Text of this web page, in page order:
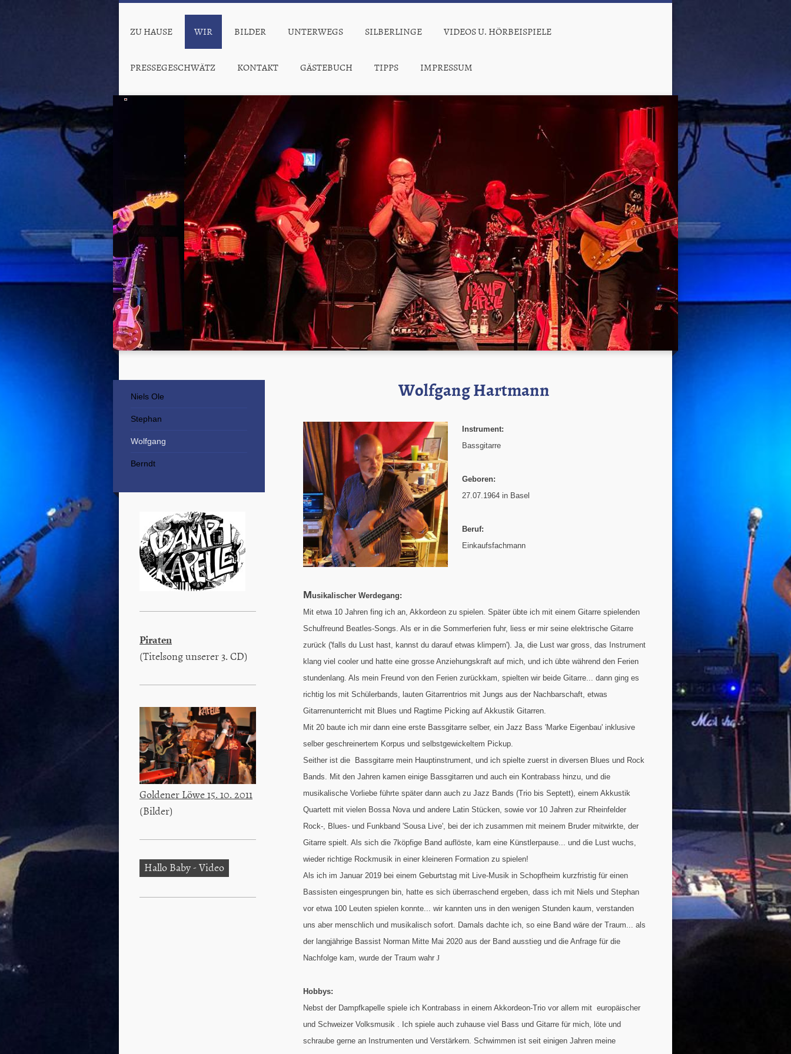
ZU HAUSE WIR BILDER UNTERWEGS SILBERLINGE VIDEOS U. HÖRBEISPIELE
PRESSEGESCHWÄTZ KONTAKT GÄSTEBUCH TIPPS IMPRESSUM
Wolfgang Hartmann
Instrument:
Bassgitarre
Geboren:
27.07.1964 in Basel
Beruf:
Einkaufsfachmann
Musikalischer Werdegang:
Mit etwa 10 Jahren fing ich an, Akkordeon zu spielen. Später übte ich mit einem Gitarre spielenden
Schulfreund Beatles-Songs. Als er in die Sommerferien fuhr, liess er mir seine elektrische Gitarre
zurück ('falls du Lust hast, kannst du darauf etwas klimpern'). Ja, die Lust war gross, das Instrument
klang viel cooler und hatte eine grosse Anziehungskraft auf mich, und ich übte während den Ferien
stundenlang. Als mein Freund von den Ferien zurückkam, spielten wir beide Gitarre... dann ging es
richtig los mit Schülerbands, lauten Gitarrentrios mit Jungs aus der Nachbarschaft, etwas
Gitarrenunterricht mit Blues und Ragtime Picking auf Akkustik Gitarren.
Mit 20 baute ich mir dann eine erste Bassgitarre selber, ein Jazz Bass 'Marke Eigenbau' inklusive
selber geschreinertem Korpus und selbstgewickeltem Pickup.
Seither ist die Bassgitarre mein Hauptinstrument, und ich spielte zuerst in diversen Blues und Rock
Bands. Mit den Jahren kamen einige Bassgitarren und auch ein Kontrabass hinzu, und die
musikalische Vorliebe führte später dann auch zu Jazz Bands (Trio bis Septett), einem Akkustik
Quartett mit vielen Bossa Nova und andere Latin Stücken, sowie vor 10 Jahren zur Rheinfelder
Rock-, Blues- und Funkband 'Sousa Live', bei der ich zusammen mit meinem Bruder mitwirkte, der
Gitarre spielt. Als sich die 7köpfige Band auflöste, kam eine Künstlerpause... und die Lust wuchs,
wieder richtige Rockmusik in einer kleineren Formation zu spielen!
Als ich im Januar 2019 bei einem Geburtstag mit Live-Musik in Schopfheim kurzfristig für einen
Bassisten eingesprungen bin, hatte es sich überraschend ergeben, dass ich mit Niels und Stephan
vor etwa 100 Leuten spielen konnte... wir kannten uns in den wenigen Stunden kaum, verstanden
uns aber menschlich und musikalisch sofort. Damals dachte ich, so eine Band wäre der Traum... als
der langjährige Bassist Norman Mitte Mai 2020 aus der Band ausstieg und die Anfrage für die
Nachfolge kam, wurde der Traum wahr J
Hobbys:
Nebst der Dampfkapelle spiele ich Kontrabass in einem Akkordeon-Trio vor allem mit europäischer
und Schweizer Volksmusik . Ich spiele auch zuhause viel Bass und Gitarre für mich, löte und
schraube gerne an Instrumenten und Verstärkern. Schwimmen ist seit einigen Jahren meine
Niels Ole
Stephan
Wolfgang
Berndt
Piraten
(Titelsong unserer 3. CD)
Goldener Löwe 15. 10. 2011
(Bilder)
Hallo Baby - Video